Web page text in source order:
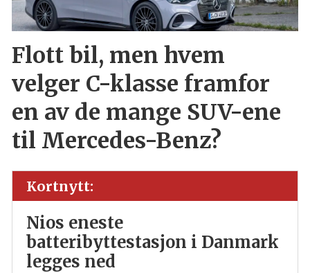
Flott bil, men hvem
velger C-klasse framfor
en av de mange SUV-ene
til Mercedes-Benz?
Kortnytt:
Nios eneste
batteribyttestasjon i Danmark
legges ned